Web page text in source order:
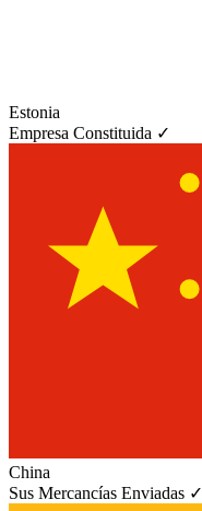
Estonia
Empresa Constituida ✓
China
Sus Mercancías Enviadas ✓